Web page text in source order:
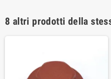
8 altri prodotti della